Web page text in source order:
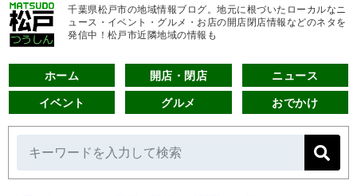
千葉県松戸市の地域情報ブログ。地元に根づいたローカルなニ
ュース・イベント・グルメ・お店の開店閉店情報などのネタを
発信中！松戸市近隣地域の情報も
ホーム 開店・閉店 ニュース
イベント グルメ おでかけ